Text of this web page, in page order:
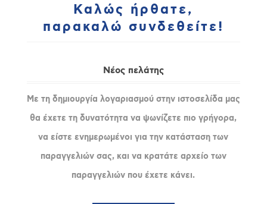
Καλώς ήρθατε,
παρακαλώ συνδεθείτε!
Νέος πελάτης
Με τη δημιουργία λογαριασμού στην ιστοσελίδα μας
θα έχετε τη δυνατότητα να ψωνίζετε πιο γρήγορα,
να είστε ενημερωμένοι για την κατάσταση των
παραγγελιών σας, και να κρατάτε αρχείο των
παραγγελιών που έχετε κάνει.